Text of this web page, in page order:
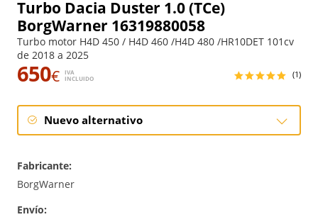
Turbo Dacia Duster 1.0 (TCe)
BorgWarner 16319880058
Turbo motor H4D 450 / H4D 460 /H4D 480 /HR10DET 101cv
de 2018 a 2025
650€
IVA
INCLUIDO
(1)
Nuevo alternativo
Fabricante:
BorgWarner
Envío: